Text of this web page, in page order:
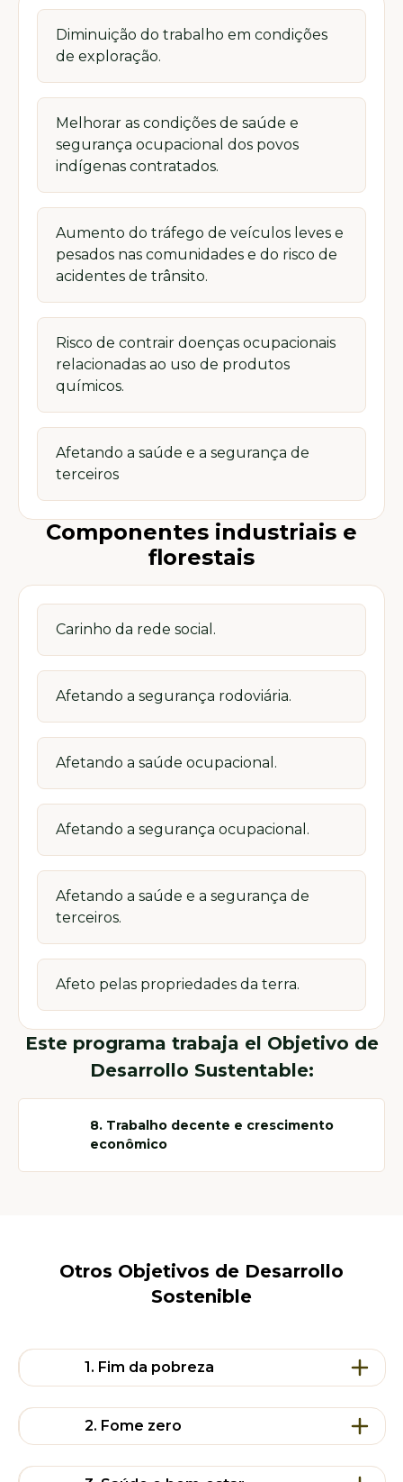
Diminuição do trabalho em condições
de exploração.
Melhorar as condições de saúde e
segurança ocupacional dos povos
indígenas contratados.
Aumento do tráfego de veículos leves e
pesados nas comunidades e do risco de
acidentes de trânsito.
Risco de contrair doenças ocupacionais
relacionadas ao uso de produtos
químicos.
Afetando a saúde e a segurança de
terceiros
Componentes industriais e
florestais
Carinho da rede social.
Afetando a segurança rodoviária.
Afetando a saúde ocupacional.
Afetando a segurança ocupacional.
Afetando a saúde e a segurança de
terceiros.
Afeto pelas propriedades da terra.
Este programa trabaja el Objetivo de
Desarrollo Sustentable:
8. Trabalho decente e crescimento
econômico
Otros Objetivos de Desarrollo
Sostenible
1. Fim da pobreza
metade a proporção de homens, mulheres,
2. Fome zero